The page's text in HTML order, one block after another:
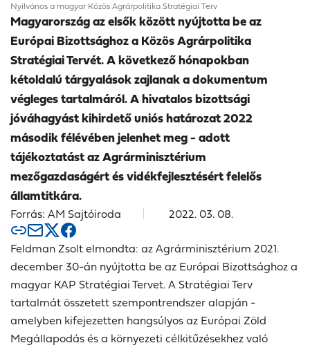
Nyilvános a magyar Közös Agrárpolitika Stratégiai Terv
Magyarország az elsők között nyújtotta be az
Európai Bizottsághoz a Közös Agrárpolitika
Stratégiai Tervét. A következő hónapokban
kétoldalú tárgyalások zajlanak a dokumentum
végleges tartalmáról. A hivatalos bizottsági
jóváhagyást kihirdető uniós határozat 2022
második félévében jelenhet meg - adott
tájékoztatást az Agrárminisztérium
mezőgazdaságért és vidékfejlesztésért felelős
államtitkára.
Forrás: AM Sajtóiroda 2022. 03. 08.
Feldman Zsolt elmondta: az Agrárminisztérium 2021.
december 30-án nyújtotta be az Európai Bizottsághoz a
magyar KAP Stratégiai Tervet. A Stratégiai Terv
tartalmát összetett szempontrendszer alapján -
amelyben kifejezetten hangsúlyos az Európai Zöld
Megállapodás és a környezeti célkitűzésekhez való